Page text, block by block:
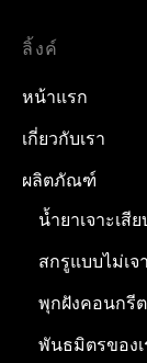
ลิ้งค์
หน้าแรก
เกี่ยวกับเรา
ผลิตภัณฑ์
น้ำยาเจาะเสี
สกรูแบบไม่เ
พุกฝังคอนกรีต
พันธมิตรของเ